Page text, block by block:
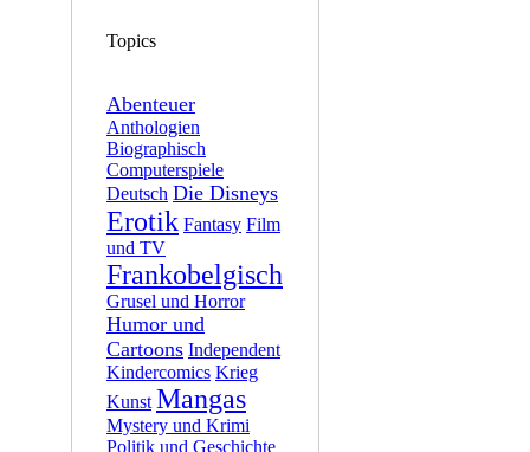
Topics
Abenteuer
Anthologien
Biographisch
Computerspiele
Deutsch Die Disneys
Erotik Fantasy Film
und TV
Frankobelgisch
Grusel und Horror
Humor und
Cartoons Independent
Kindercomics Krieg
Kunst Mangas
Mystery und Krimi
Politik und Geschichte